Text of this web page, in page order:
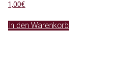
1,00€
In den Warenkorb